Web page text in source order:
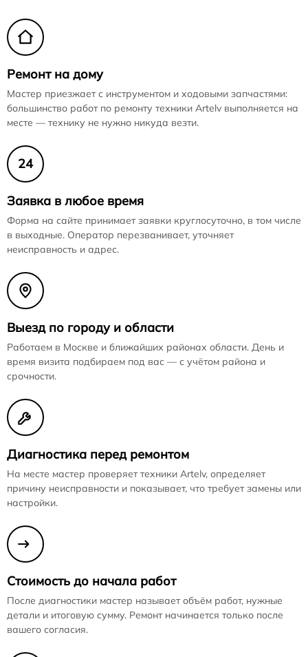
Ремонт на дому
Мастер приезжает с инструментом и ходовыми запчастями:
большинство работ по ремонту техники Artelv выполняется на
месте — технику не нужно никуда везти.
24
Заявка в любое время
Форма на сайте принимает заявки круглосуточно, в том числе
в выходные. Оператор перезванивает, уточняет
неисправность и адрес.
Выезд по городу и области
Работаем в Москве и ближайших районах области. День и
время визита подбираем под вас — с учётом района и
срочности.
Диагностика перед ремонтом
На месте мастер проверяет техники Artelv, определяет
причину неисправности и показывает, что требует замены или
настройки.
Стоимость до начала работ
После диагностики мастер называет объём работ, нужные
детали и итоговую сумму. Ремонт начинается только после
вашего согласия.